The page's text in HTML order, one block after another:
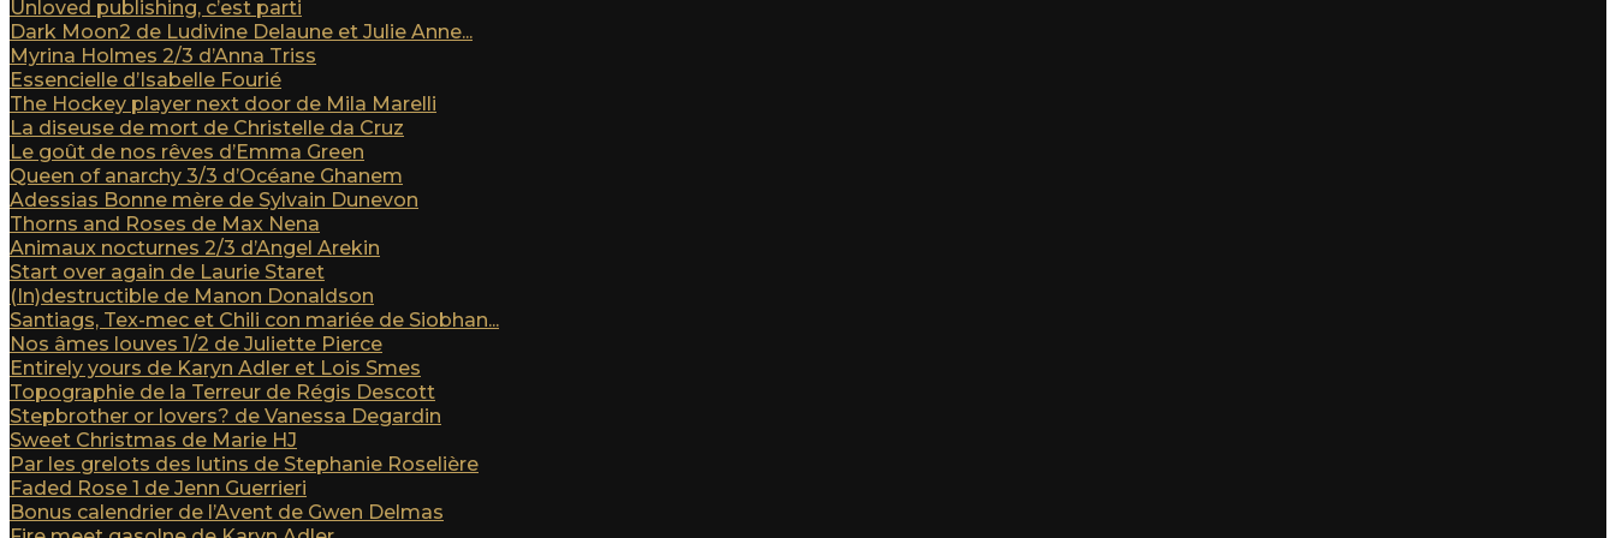
Unloved publishing, c’est parti
Dark Moon2 de Ludivine Delaune et Julie Anne...
Myrina Holmes 2/3 d’Anna Triss
Essencielle d’Isabelle Fourié
The Hockey player next door de Mila Marelli
La diseuse de mort de Christelle da Cruz
Le goût de nos rêves d’Emma Green
Queen of anarchy 3/3 d’Océane Ghanem
Adessias Bonne mère de Sylvain Dunevon
Thorns and Roses de Max Nena
Animaux nocturnes 2/3 d’Angel Arekin
Start over again de Laurie Staret
(In)destructible de Manon Donaldson
Santiags, Tex-mec et Chili con mariée de Siobhan...
Nos âmes louves 1/2 de Juliette Pierce
Entirely yours de Karyn Adler et Lois Smes
Topographie de la Terreur de Régis Descott
Stepbrother or lovers? de Vanessa Degardin
Sweet Christmas de Marie HJ
Par les grelots des lutins de Stephanie Roselière
Faded Rose 1 de Jenn Guerrieri
Bonus calendrier de l’Avent de Gwen Delmas